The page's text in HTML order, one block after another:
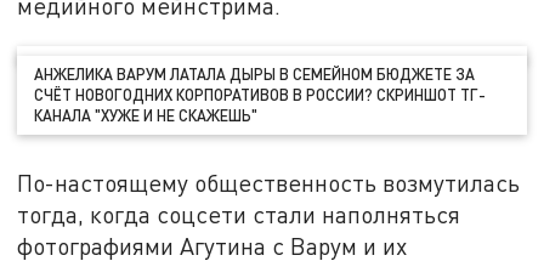
медийного мейнстрима.
АНЖЕЛИКА ВАРУМ ЛАТАЛА ДЫРЫ В СЕМЕЙНОМ БЮДЖЕТЕ ЗА
СЧЁТ НОВОГОДНИХ КОРПОРАТИВОВ В РОССИИ? СКРИНШОТ ТГ-
КАНАЛА "ХУЖЕ И НЕ СКАЖЕШЬ"
По-настоящему общественность возмутилась
тогда, когда соцсети стали наполняться
фотографиями Агутина с Варум и их